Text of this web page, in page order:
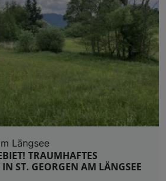
Längsee
TRAUMHAFTES
ST. GEORGEN AM LÄNGSEE